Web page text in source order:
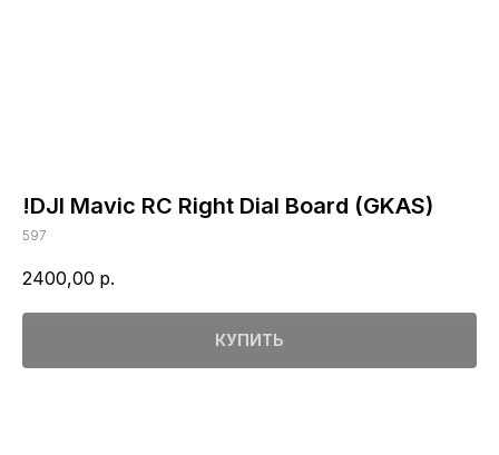
!DJI Mavic RC Right Dial Board (GKAS)
597
2400,00 р.
КУПИТЬ